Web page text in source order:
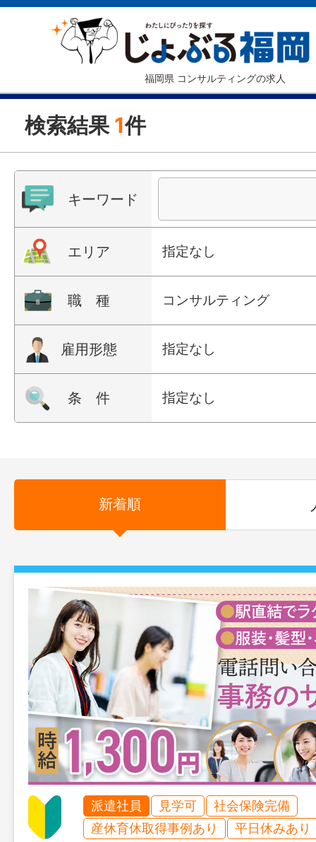
福岡県 コンサルティングの求人
検索結果 1件
キーワード
エリア 指定なし
職 種 コンサルティング
雇用形態 指定なし
条 件 指定なし
新着順
派遣社員 見学可
社会保険完備
産休育休取得事例あり
平日休みあり